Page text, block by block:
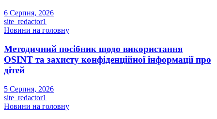
6 Серпня, 2026
site_redactor1
Новини на головну
Методичний посібник щодо використання
OSINT та захисту конфіденційної інформації про
дітей
5 Серпня, 2026
site_redactor1
Новини на головну